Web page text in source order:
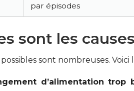
par épisodes
sont les
possibles sont nombreuses.
d’alimentation trop